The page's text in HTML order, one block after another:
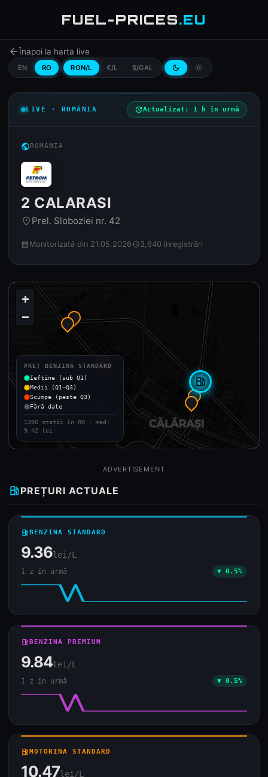
FUEL-PRICES.EU
arrow_backÎnapoi la harta live
EN RO RON/L €/L $/GAL dark_mode light_mode
LIVE · ROMÂNIA updateActualizat: 1 h în urmă
publicROMÂNIA
2 CALARASI
place Prel. Sloboziei nr. 42
calendar_month Monitorizată din 21.05.2026history3,640 înregistrări
local_gas_station
+
−
PREȚ BENZINA STANDARD
Ieftine (sub Q1)
Medii (Q1–Q3)
Scumpe (peste Q3)
Fără date
1396 stații în RO · med:
9.42 lei
ADVERTISEMENT
local_gas_station PREȚURI ACTUALE
local_gas_stationBENZINA STANDARD
9.36lei/L
1 z în urmă ▼ 0.5%
local_gas_stationBENZINA PREMIUM
9.84lei/L
1 z în urmă ▼ 0.5%
local_gas_stationMOTORINA STANDARD
10.47lei/L